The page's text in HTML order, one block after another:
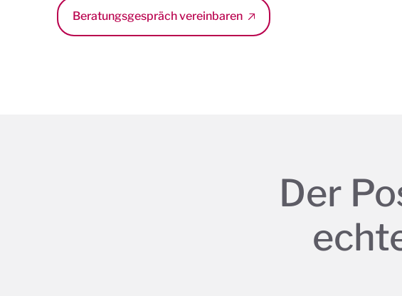
Beratungsgespräch vereinbaren
Der